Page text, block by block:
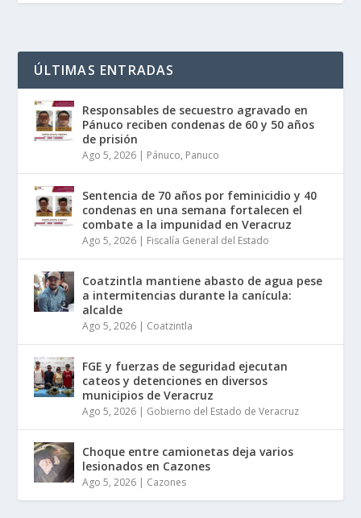
ÚLTIMAS ENTRADAS
Responsables de secuestro agravado en
Pánuco reciben condenas de 60 y 50 años
de prisión
Ago 5, 2026 Pánuco, Panuco
Sentencia de 70 años por feminicidio y 40
condenas en una semana fortalecen el
combate a la impunidad en Veracruz
Ago 5, 2026 Fiscalía General del Estado
Coatzintla mantiene abasto de agua pese
a intermitencias durante la canícula:
alcalde
Ago 5, 2026 Coatzintla
FGE y fuerzas de seguridad ejecutan
cateos y detenciones en diversos
municipios de Veracruz
Ago 5, 2026 Gobierno del Estado de Veracruz
Choque entre camionetas deja varios
lesionados en Cazones
Ago 5, 2026 Cazones